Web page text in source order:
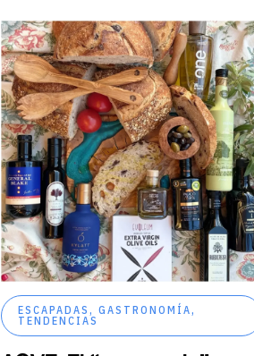
ESCAPADAS,GASTRONOMÍA,
TENDENCIAS